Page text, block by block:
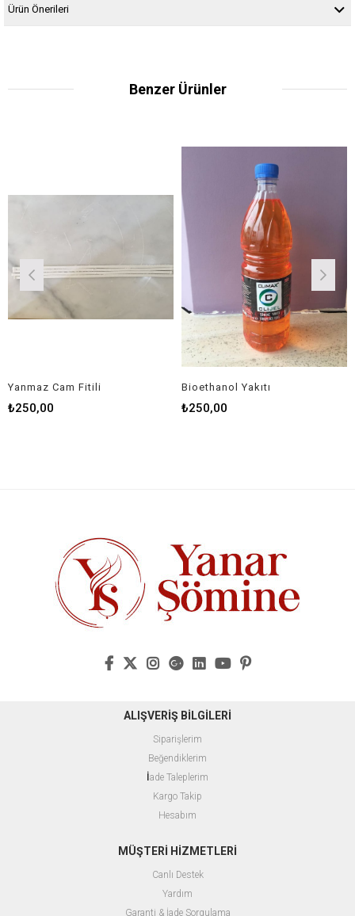
Ürün Önerileri
Benzer Ürünler
Yanmaz Cam Fitili
₺250,00
Bioethanol Yakıtı
₺250,00
ALIŞVERİŞ BİLGİLERİ
Siparişlerim
Beğendiklerim
İade Taleplerim
Kargo Takip
Hesabım
MÜŞTERİ HİZMETLERİ
Canlı Destek
Yardım
Garanti & İade Sorgulama